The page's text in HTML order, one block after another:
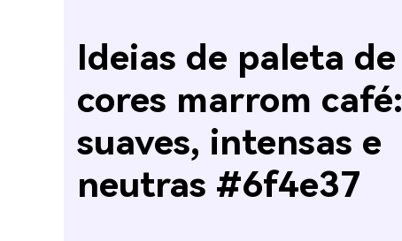
Ideias de paleta de
cores marrom café:
suaves, intensas e
neutras #6f4e37